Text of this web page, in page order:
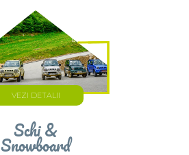
VEZI DETALII
Schi &
Snowboard